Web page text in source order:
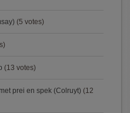
(5 votes)
(13 votes)
prei en spek (Colruyt) (12